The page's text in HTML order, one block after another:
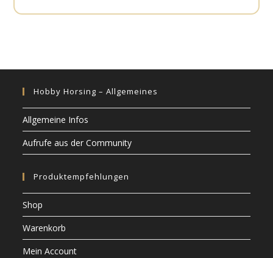
Hobby Horsing – Allgemeines
Allgemeine Infos
Aufrufe aus der Community
Produktempfehlungen
Shop
Warenkorb
Mein Account